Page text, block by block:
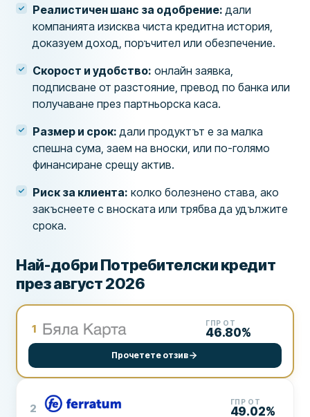
Реалистичен шанс за одобрение: дали
компанията изисква чиста кредитна история,
доказуем доход, поръчител или обезпечение.
Скорост и удобство: онлайн заявка,
подписване от разстояние, превод по банка или
получаване през партньорска каса.
Размер и срок: дали продуктът е за малка
спешна сума, заем на вноски, или по-голямо
финансиране срещу актив.
Риск за клиента: колко болезнено става, ако
закъснеете с вноската или трябва да удължите
срока.
Най-добри Потребителски кредит
през август 2026
1 ГПР ОТ
46.80%
Прочетете отзив
2 ГПР ОТ
49.02%